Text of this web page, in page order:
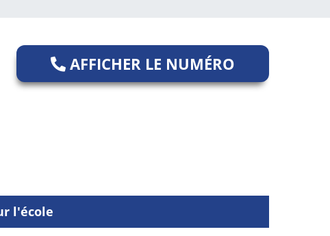
AFFICHER LE NUMÉRO
l'école